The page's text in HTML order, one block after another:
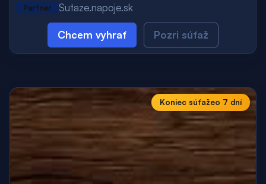
Partner Sutaze.napoje.sk
Chcem vyhrať Pozri súťaž
Koniec súťažeo 7 dní